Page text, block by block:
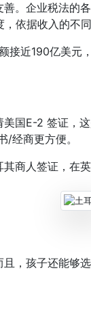
企业税法的
依据收入的不
近190亿美元
E-2 签证，这
经商更方便。
商人签证，在
孩子还能够选